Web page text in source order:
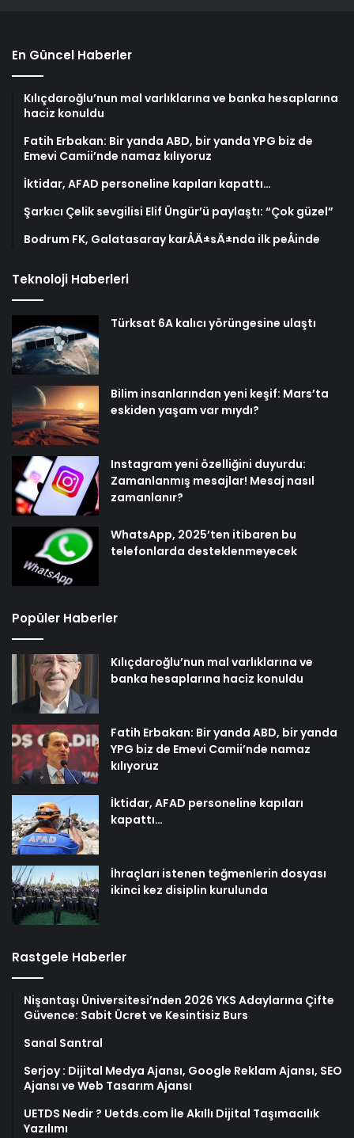
En Güncel Haberler
Kılıçdaroğlu’nun mal varlıklarına ve banka hesaplarına
haciz konuldu
Fatih Erbakan: Bir yanda ABD, bir yanda YPG biz de
Emevi Camii’nde namaz kılıyoruz
İktidar, AFAD personeline kapıları kapattı…
Şarkıcı Çelik sevgilisi Elif Üngür’ü paylaştı: “Çok güzel”
Bodrum FK, Galatasaray karÅÄ±sÄ±nda ilk peÅinde
Teknoloji Haberleri
Türksat 6A kalıcı yörüngesine ulaştı
Bilim insanlarından yeni keşif: Mars’ta
eskiden yaşam var mıydı?
Instagram yeni özelliğini duyurdu:
Zamanlanmış mesajlar! Mesaj nasıl
zamanlanır?
WhatsApp, 2025’ten itibaren bu
telefonlarda desteklenmeyecek
Popüler Haberler
Kılıçdaroğlu’nun mal varlıklarına ve
banka hesaplarına haciz konuldu
Fatih Erbakan: Bir yanda ABD, bir yanda
YPG biz de Emevi Camii’nde namaz
kılıyoruz
İktidar, AFAD personeline kapıları
kapattı…
İhraçları istenen teğmenlerin dosyası
ikinci kez disiplin kurulunda
Rastgele Haberler
Nişantaşı Üniversitesi’nden 2026 YKS Adaylarına Çifte
Güvence: Sabit Ücret ve Kesintisiz Burs
Sanal Santral
Serjoy : Dijital Medya Ajansı, Google Reklam Ajansı, SEO
Ajansı ve Web Tasarım Ajansı
UETDS Nedir ? Uetds.com İle Akıllı Dijital Taşımacılık
Yazılımı